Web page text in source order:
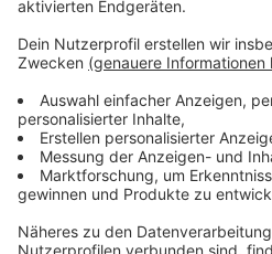
Es gibt diese Dinge im Leben,
Eiskratzen am frühen
Autofahren können.
benutzen. Wo andere sich vor
Gesicht bis zum Bauchnabel
Kopf von Laura Potting ein